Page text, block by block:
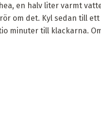
en halv liter varmt
om det. Kyl sedan till
minuter till klackarna.